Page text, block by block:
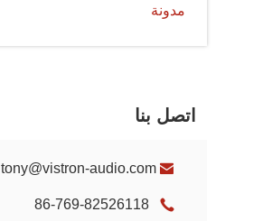
مدونة
اتصل بنا
tony@vistron-audio.com
86-769-82526118